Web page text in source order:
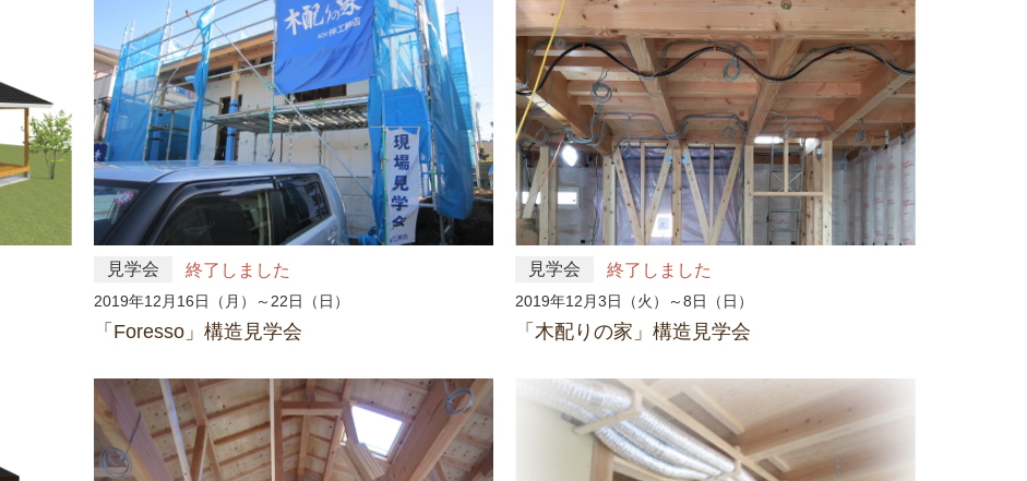
見学会 終了しました
2019年12月16日（月）～22日（日）
「Foresso」構造見学会
見学会 終了しました
2019年12月3日（火）～8日（日）
「木配りの家」構造見学会